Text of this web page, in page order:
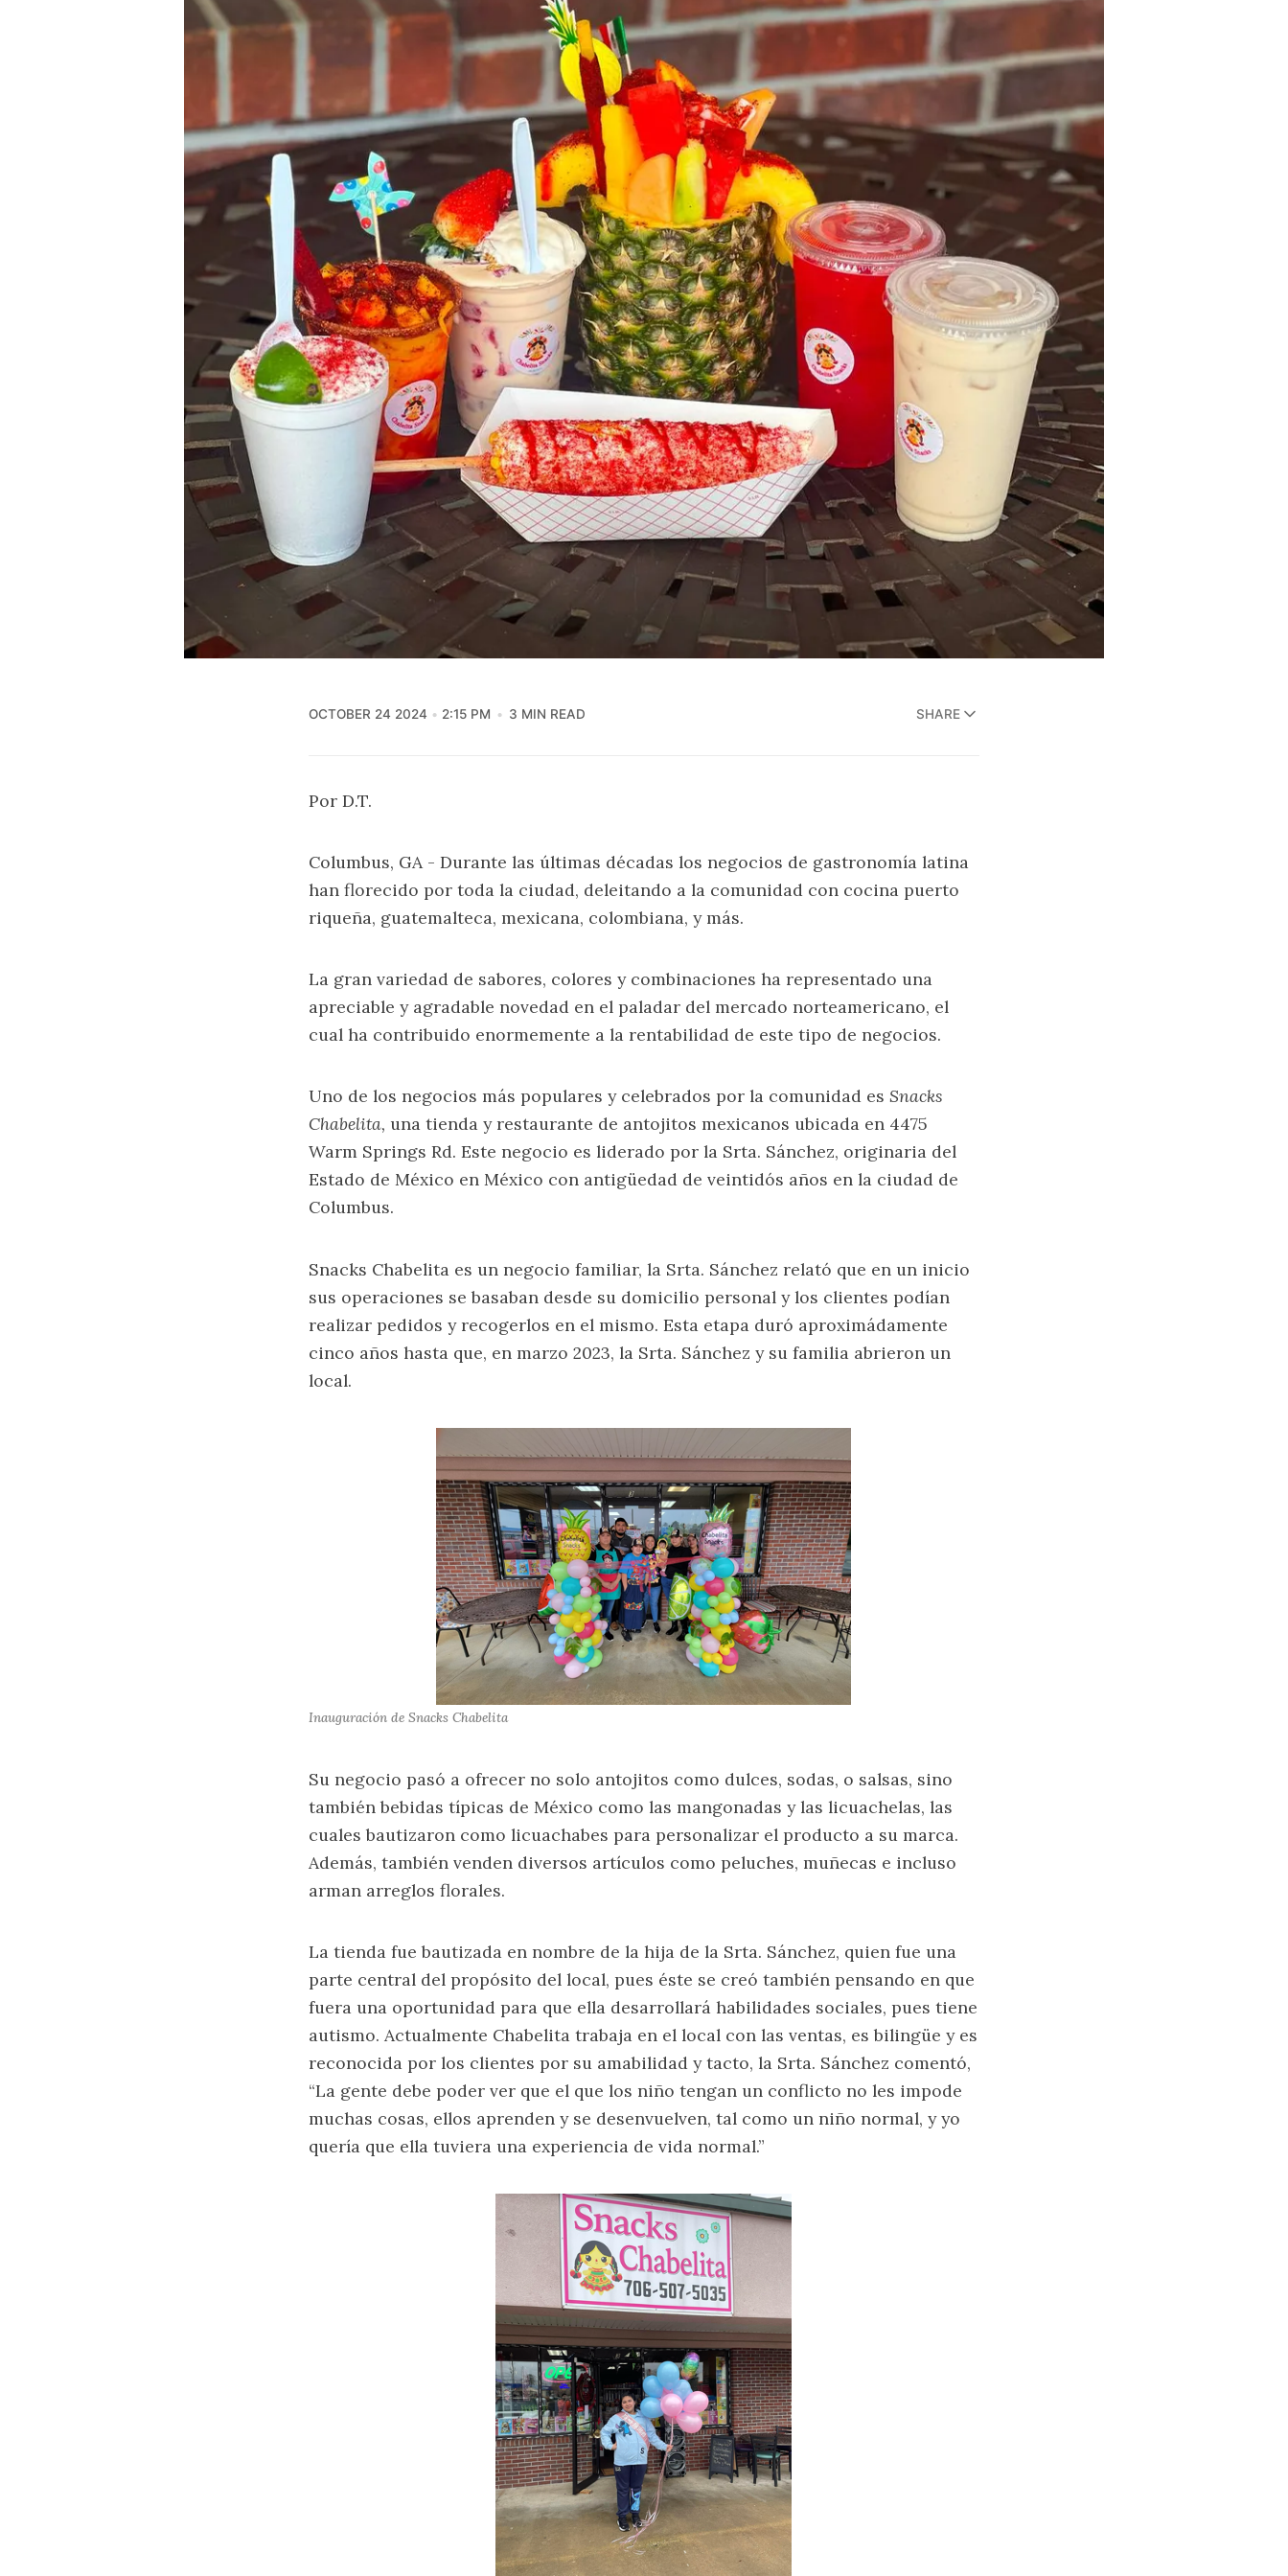
OCTOBER 24 2024 2:15 PM 3 MIN READ SHARE
Por D.T.
Columbus, GA - Durante las últimas décadas los negocios de gastronomía latina
han florecido por toda la ciudad, deleitando a la comunidad con cocina puerto
riqueña, guatemalteca, mexicana, colombiana, y más.
La gran variedad de sabores, colores y combinaciones ha representado una
apreciable y agradable novedad en el paladar del mercado norteamericano, el
cual ha contribuido enormemente a la rentabilidad de este tipo de negocios.
Uno de los negocios más populares y celebrados por la comunidad es Snacks
Chabelita, una tienda y restaurante de antojitos mexicanos ubicada en 4475
Warm Springs Rd. Este negocio es liderado por la Srta. Sánchez, originaria del
Estado de México en México con antigüedad de veintidós años en la ciudad de
Columbus.
Snacks Chabelita es un negocio familiar, la Srta. Sánchez relató que en un inicio
sus operaciones se basaban desde su domicilio personal y los clientes podían
realizar pedidos y recogerlos en el mismo. Esta etapa duró aproximádamente
cinco años hasta que, en marzo 2023, la Srta. Sánchez y su familia abrieron un
local.
Inauguración de Snacks Chabelita
Su negocio pasó a ofrecer no solo antojitos como dulces, sodas, o salsas, sino
también bebidas típicas de México como las mangonadas y las licuachelas, las
cuales bautizaron como licuachabes para personalizar el producto a su marca.
Además, también venden diversos artículos como peluches, muñecas e incluso
arman arreglos florales.
La tienda fue bautizada en nombre de la hija de la Srta. Sánchez, quien fue una
parte central del propósito del local, pues éste se creó también pensando en que
fuera una oportunidad para que ella desarrollará habilidades sociales, pues tiene
autismo. Actualmente Chabelita trabaja en el local con las ventas, es bilingüe y es
reconocida por los clientes por su amabilidad y tacto, la Srta. Sánchez comentó,
“La gente debe poder ver que el que los niño tengan un conflicto no les impode
muchas cosas, ellos aprenden y se desenvuelven, tal como un niño normal, y yo
quería que ella tuviera una experiencia de vida normal.”